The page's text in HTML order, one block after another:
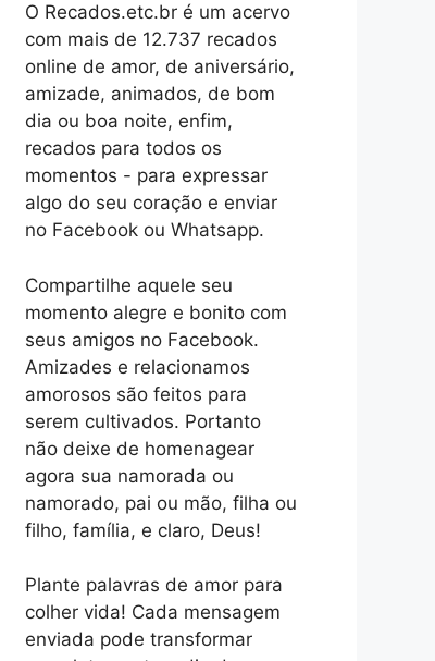
O Recados.etc.br é um acervo
com mais de 12.737 recados
online de amor, de aniversário,
amizade, animados, de bom
dia ou boa noite, enfim,
recados para todos os
momentos - para expressar
algo do seu coração e enviar
no Facebook ou Whatsapp.
Compartilhe aquele seu
momento alegre e bonito com
seus amigos no Facebook.
Amizades e relacionamos
amorosos são feitos para
serem cultivados. Portanto
não deixe de homenagear
agora sua namorada ou
namorado, pai ou mão, filha ou
filho, família, e claro, Deus!
Plante palavras de amor para
colher vida! Cada mensagem
enviada pode transformar